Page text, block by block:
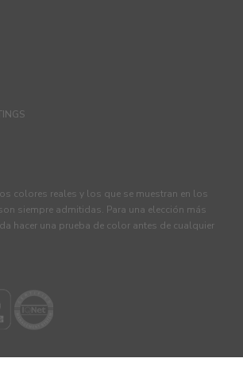
colores reales y los que se muestran en los
siempre admitidas. Para una elección más
hacer una prueba de color antes de cualquier